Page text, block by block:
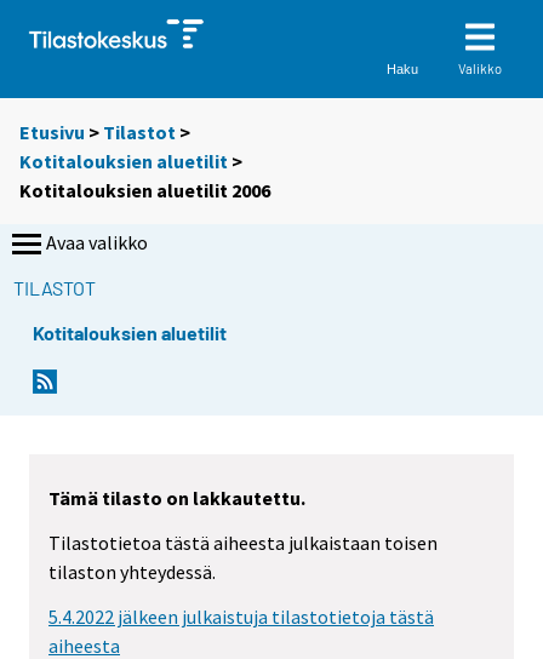
Haku Valikko
Etusivu > Tilastot >
Kotitalouksien aluetilit >
Kotitalouksien aluetilit 2006
Avaa valikko
TILASTOT
Kotitalouksien aluetilit
Tämä tilasto on lakkautettu.
Tilastotietoa tästä aiheesta julkaistaan toisen
tilaston yhteydessä.
5.4.2022 jälkeen julkaistuja tilastotietoja tästä
aiheesta